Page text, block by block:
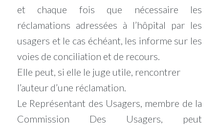
et chaque fois que nécessaire les
réclamations adressées à l’hôpital par les
usagers et le cas échéant, les informe sur les
voies de conciliation et de recours.
Elle peut, si elle le juge utile, rencontrer
l’auteur d’une réclamation.
Le Représentant des Usagers, membre de la
Commission Des Usagers, peut